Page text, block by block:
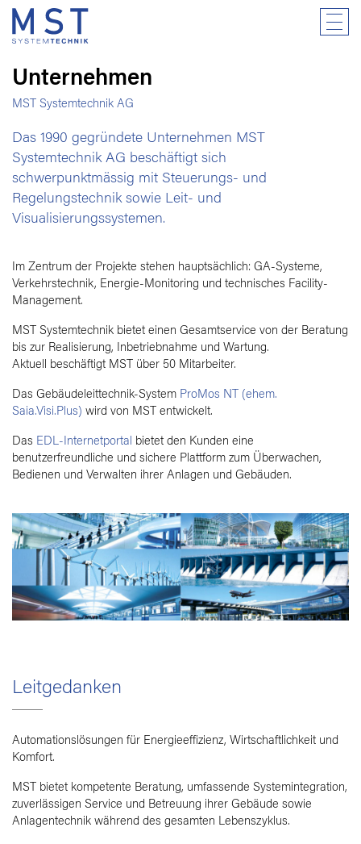
Unternehmen
MST Systemtechnik AG
Das 1990 gegründete Unternehmen MST
Systemtechnik AG beschäftigt sich
schwerpunktmässig mit Steuerungs- und
Regelungstechnik sowie Leit- und
Visualisierungssystemen.
Im Zentrum der Projekte stehen hauptsächlich: GA-Systeme,
Verkehrstechnik, Energie-Monitoring und technisches Facility-
Management.
MST Systemtechnik bietet einen Gesamtservice von der Beratung
bis zur Realisierung, Inbetriebnahme und Wartung.
Aktuell beschäftigt MST über 50 Mitarbeiter.
Das Gebäudeleittechnik-System ProMos NT (ehem.
Saia.Visi.Plus) wird von MST entwickelt.
Das EDL-Internetportal bietet den Kunden eine
benutzerfreundliche und sichere Plattform zum Überwachen,
Bedienen und Verwalten ihrer Anlagen und Gebäuden.
Leitgedanken
Automationslösungen für Energieeffizienz, Wirtschaftlichkeit und
Komfort.
MST bietet kompetente Beratung, umfassende Systemintegration,
zuverlässigen Service und Betreuung ihrer Gebäude sowie
Anlagentechnik während des gesamten Lebenszyklus.